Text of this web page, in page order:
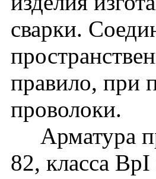
сварки.
правило, при
проволоки.
Арматура
82, класса